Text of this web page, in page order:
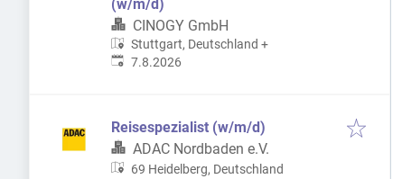
(w/m/d)
CINOGY GmbH
Stuttgart, Deutschland +
Veröffentlicht
7.8.2026
Reisespezialist (w/m/d)
ADAC Nordbaden e.V.
69 Heidelberg, Deutschland